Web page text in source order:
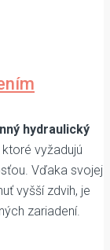
hydraulický
vyžadujú
Vďaka svojej
vyšší zdvih, je
zariadení.